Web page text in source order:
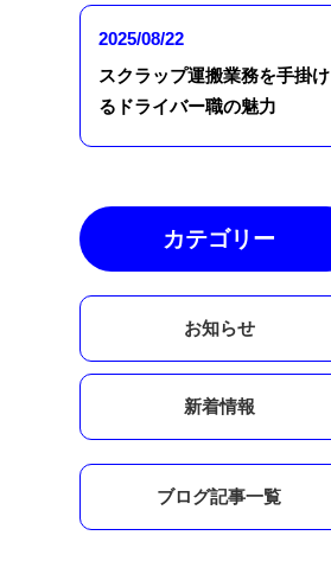
2025/08/22
スクラップ運搬業務を手掛け
るドライバー職の魅力
カテゴリー
お知らせ
新着情報
ブログ記事一覧